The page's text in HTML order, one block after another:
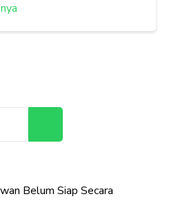
Belum Siap Secara